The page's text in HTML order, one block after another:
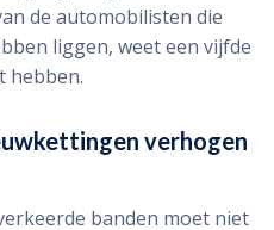
de automobilisten die
liggen, weet een vijfde
hebben.
verhogen
banden moet niet